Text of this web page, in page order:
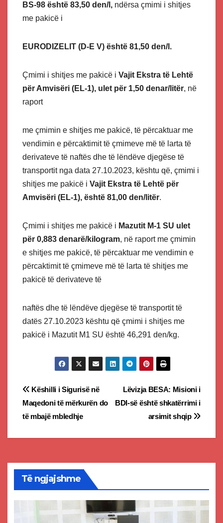
BS-98 është 83,50 den/l, ndërsa çmimi i shitjes
me pakicë i
EURODIZELIT (D-E V) është 81,50 den/l.
Çmimi i shitjes me pakicë i Vajit Ekstra të Lehtë
për Amvisëri (ЕL-1), ulet për 1,50 denar/litër, në
raport
me çmimin e shitjes me pakicë, të përcaktuar me
vendimin e përcaktimit të çmimeve më të larta të
derivateve të naftës dhe të lëndëve djegëse të
transportit nga data 27.10.2023, kështu që, çmimi i
shitjes me pakicë i Vajit Ekstra të Lehtë për
Amvisëri (ЕL-1), është 81,00 den/litër.
Çmimi i shitjes me pakicë i Мazutit М-1 SU ulet
për 0,883 denarë/kilogram, në raport me çmimin
e shitjes me pakicë, të përcaktuar me vendimin e
përcaktimit të çmimeve më të larta të shitjes me
pakicë të derivateve të
naftës dhe të lëndëve djegëse të transportit të
datës 27.10.2023 kështu që çmimi i shitjes me
pakicë i Mazutit М1 SU është 46,291 den/kg.
Post
navigation
Lëvizja BESA: Misioni i
BDI-së është shkatërrimi i
arsimit shqip
Këshilli i Sigurisë në
Maqedoni të mërkurën do
të mbajë mbledhje
Të ngjajshme